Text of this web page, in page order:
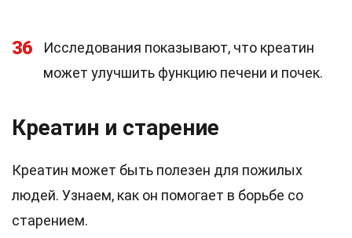
36
Исследования показывают, что креатин
может улучшить функцию печени и почек.
Креатин и старение
Креатин может быть полезен для пожилых
людей. Узнаем, как он помогает в борьбе со
старением.